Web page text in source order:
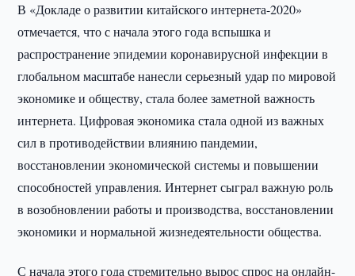
В «Докладе о развитии китайского интернета-2020»
отмечается, что с начала этого года вспышка и
распространение эпидемии коронавирусной инфекции в
глобальном масштабе нанесли серьезный удар по мировой
экономике и обществу, стала более заметной важность
интернета. Цифровая экономика стала одной из важных
сил в противодействии влиянию пандемии,
восстановлении экономической системы и повышении
способностей управления. Интернет сыграл важную роль
в возобновлении работы и производства, восстановлении
экономики и нормальной жизнедеятельности общества.
С начала этого года стремительно вырос спрос на онлайн-